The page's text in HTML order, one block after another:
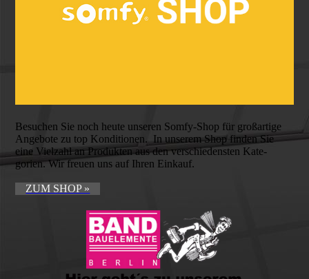
Besuchen Sie noch heute unseren Somfy-Shop für groß­artige
Ange­bote zu top Kondi­tionen. In unserem Shop finden Sie
eine Vielzahl an Produkten aus den verschiedensten Kate­
gorien. Wir freuen uns auf Ihren Einkauf.
ZUM SHOP »